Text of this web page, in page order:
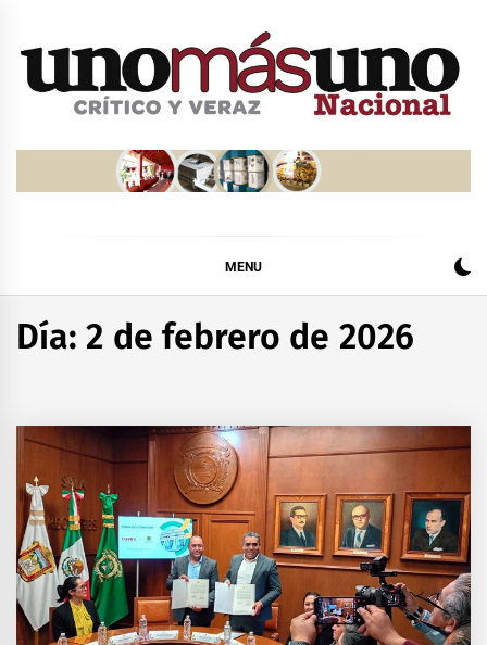
MENU
Día:2 de febrero de 2026